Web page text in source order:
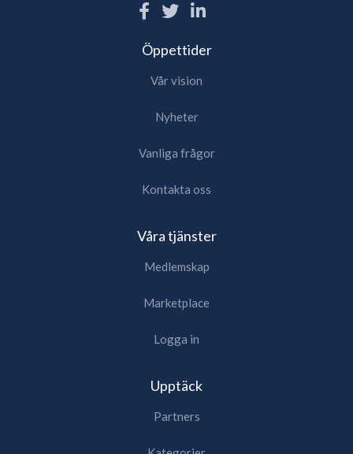
Öppettider
Vår vision
Nyheter
Vanliga frågor
Kontakta oss
Våra tjänster
Medlemskap
Marketplace
Logga in
Upptäck
Partners